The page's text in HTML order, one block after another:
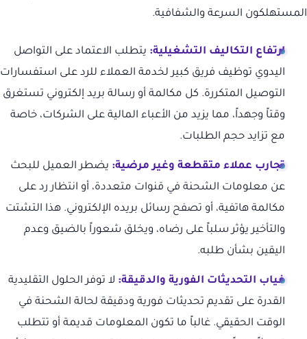
المستهلكون السرعة والشفافية.
ارتفاع التكاليف التشغيلية: يتطلب الاعتماد على التواصل
اليدوي توظيف فريق كبير لخدمة العملاء للرد على استفسارات
التوصيل المتكررة. كل مكالمة أو رسالة بريد إلكتروني تستغرق
وقتاً وجهداً، مما يزيد من الأعباء المالية على الشركات، خاصة
مع تزايد حجم الطلبات.
تجارب عملاء متقطعة وغير مرضية: يضطر العميل للبحث
عن معلومات الشحنة في قنوات متعددة، أو انتظار رد على
مكالمة هاتفية، أو تصفح رسائل بريده الإلكتروني. هذا التشتت
والتأخير يؤثر سلباً على رضاه، ويخلق شعوراً بالضيق وعدم
اليقين بشأن طلبه.
غياب التحديثات الفورية والدقيقة: لا توفر الحلول التقليدية
القدرة على تقديم تحديثات فورية ودقيقة لحالة الشحنة في
الوقت الحقيقي. غالباً ما تكون المعلومات قديمة أو تتطلب